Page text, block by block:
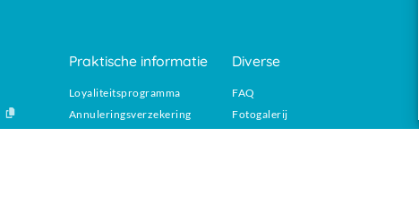
Praktische informatie
Loyaliteitsprogramma
Annuleringsverzekering
Diverse
FAQ
Fotogalerij